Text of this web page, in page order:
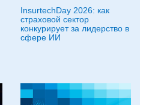
InsurtechDay 2026: как
страховой сектор
конкурирует за лидерство в
сфере ИИ